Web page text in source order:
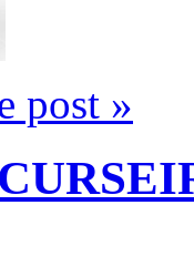
post »